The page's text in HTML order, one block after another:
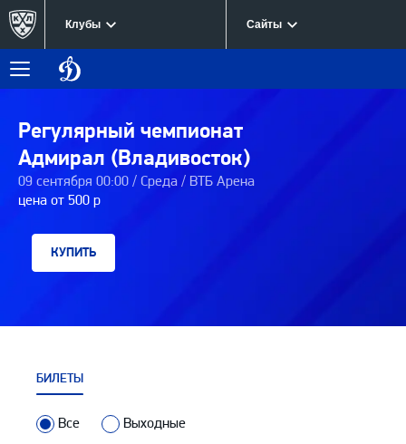
Клубы Сайты
Меню
Динамо
Москва
Регулярный чемпионат
Адмирал (Владивосток)
09 сентября 00:00 / Среда / ВТБ Арена
цена от 500 р
КУПИТЬ
БИЛЕТЫ
Все Выходные